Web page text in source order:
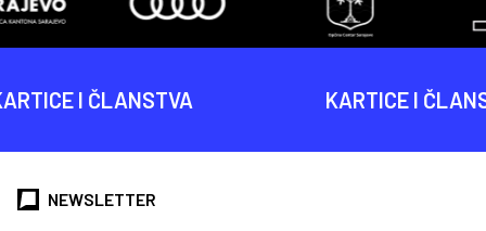
I ČLANSTVA KARTICE I ČLANSTVA
NEWSLETTER